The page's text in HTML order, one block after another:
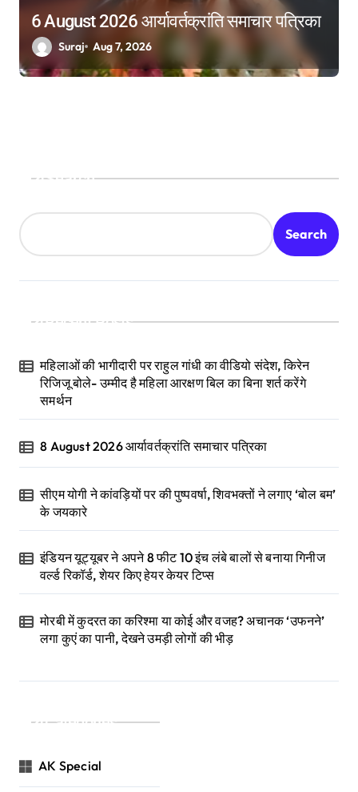
6 August 2026 आर्यावर्तक्रांति समाचार पत्रिका
Suraj Aug 7, 2026
Search
Search
Recent Posts
महिलाओं की भागीदारी पर राहुल गांधी का वीडियो संदेश, किरेन
रिजिजू बोले- उम्मीद है महिला आरक्षण बिल का बिना शर्त करेंगे
समर्थन
8 August 2026 आर्यावर्तक्रांति समाचार पत्रिका
सीएम योगी ने कांवड़ियों पर की पुष्पवर्षा, शिवभक्तों ने लगाए ‘बोल बम’
के जयकारे
इंडियन यूट्यूबर ने अपने 8 फीट 10 इंच लंबे बालों से बनाया गिनीज
वर्ल्ड रिकॉर्ड, शेयर किए हेयर केयर टिप्स
मोरबी में कुदरत का करिश्मा या कोई और वजह? अचानक ‘उफनने’
लगा कुएं का पानी, देखने उमड़ी लोगों की भीड़
Categories
AK Special